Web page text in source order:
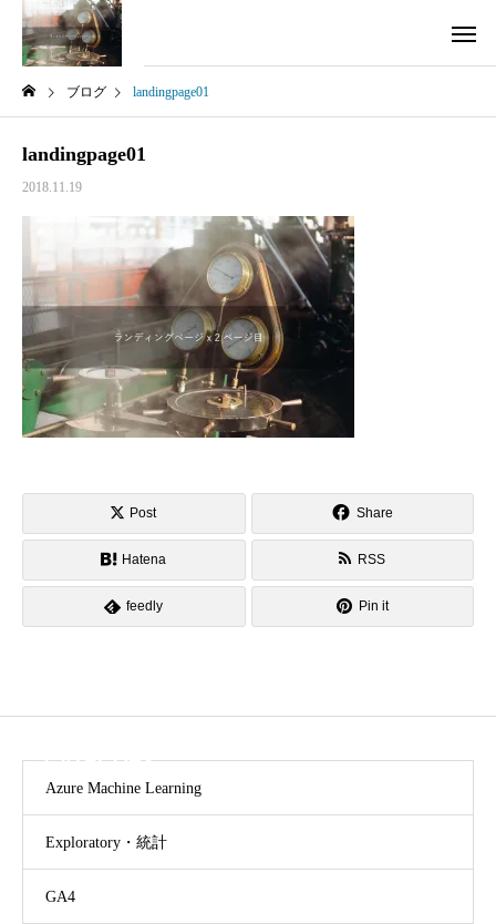
ブログ landingpage01
landingpage01
2018.11.19
Post Share
Hatena RSS
feedly Pin it
CATEGORY
Azure Machine Learning
Exploratory・統計
GA4